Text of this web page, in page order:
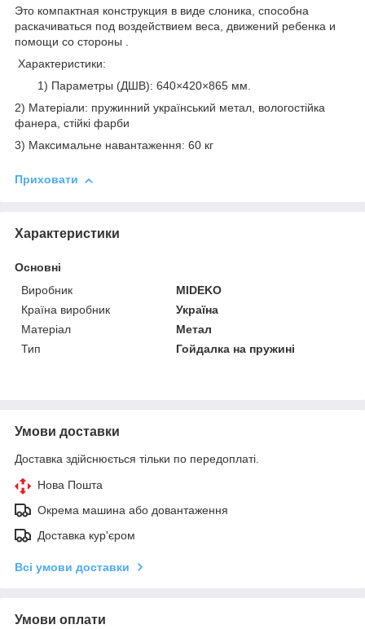
Это компактная конструкция в виде слоника, способна
раскачиваться под воздействием веса, движений ребенка и
помощи со стороны .
Характеристики:
1) Параметры (ДШВ): 640×420×865 мм.
2) Матеріали: пружинний український метал, вологостійка
фанера, стійкі фарби
3) Максимальне навантаження: 60 кг
Приховати
Характеристики
Основні
Виробник
MIDEKO
Країна виробник
Україна
Матеріал
Метал
Тип
Гойдалка на пружині
Умови доставки
Доставка здійснюється тільки по передоплаті.
Нова Пошта
Окрема машина або довантаження
Доставка кур'єром
Всі умови доставки
Умови оплати